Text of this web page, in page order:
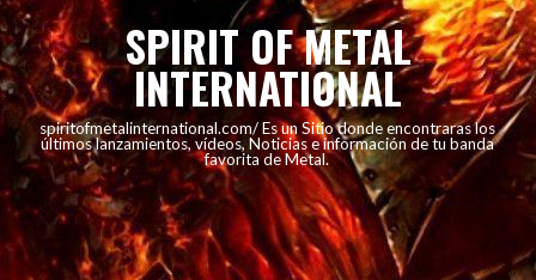
SPIRIT OF METAL
INTERNATIONAL
spiritofmetalinternational.com/ Es un Sitio donde encontraras los
últimos lanzamientos, vídeos, Noticias e información de tu banda
favorita de Metal.